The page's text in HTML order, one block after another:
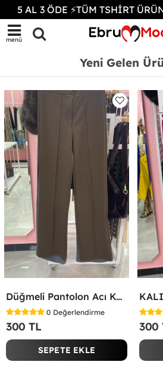
5 AL 3 ÖDE ⚡TÜM TSHİRT
menü
Yeni Gelen
Düğmeli Pantolon Acı Kahve
0 Değerlendirme
300 TL
SEPETE EKLE
300